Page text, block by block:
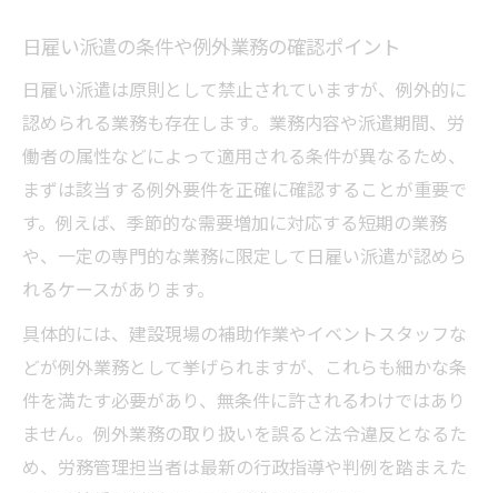
日雇い派遣の条件や例外業務の確認ポイント
日雇い派遣は原則として禁止されていますが、例外的に
認められる業務も存在します。業務内容や派遣期間、労
働者の属性などによって適用される条件が異なるため、
まずは該当する例外要件を正確に確認することが重要で
す。例えば、季節的な需要増加に対応する短期の業務
や、一定の専門的な業務に限定して日雇い派遣が認めら
れるケースがあります。
具体的には、建設現場の補助作業やイベントスタッフな
どが例外業務として挙げられますが、これらも細かな条
件を満たす必要があり、無条件に許されるわけではあり
ません。例外業務の取り扱いを誤ると法令違反となるた
め、労務管理担当者は最新の行政指導や判例を踏まえた